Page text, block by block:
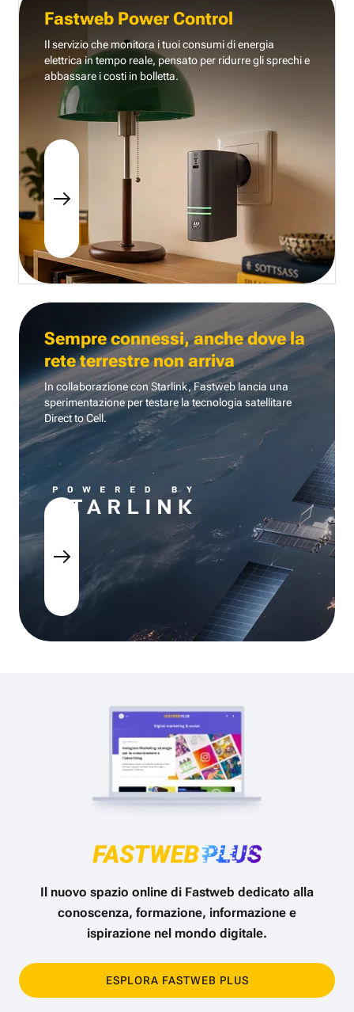
Fastweb Power Control
Il servizio che monitora i tuoi consumi di energia
elettrica in tempo reale, pensato per ridurre gli sprechi e
abbassare i costi in bolletta.
Sempre connessi, anche dove la
rete terrestre non arriva
In collaborazione con Starlink, Fastweb lancia una
sperimentazione per testare la tecnologia satellitare
Direct to Cell.
Il nuovo spazio online di Fastweb dedicato alla
conoscenza, formazione, informazione e
ispirazione nel mondo digitale.
ESPLORA FASTWEB PLUS